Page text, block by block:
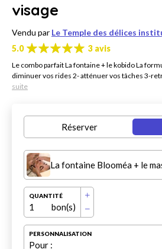
visage
Vendu par Le Temple des délices
5.0
3 avis
Le combo parfait La fontaine + le kobido La
diminuer vos rides 2- atténuer vos tâches 3-
suite
Réserver
QUANTITÉ
1 bon(s)
PERSONNALISATION
Pour :